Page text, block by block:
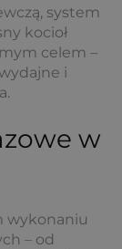
system
kocioł
celem –
i
w
wykonaniu
– od